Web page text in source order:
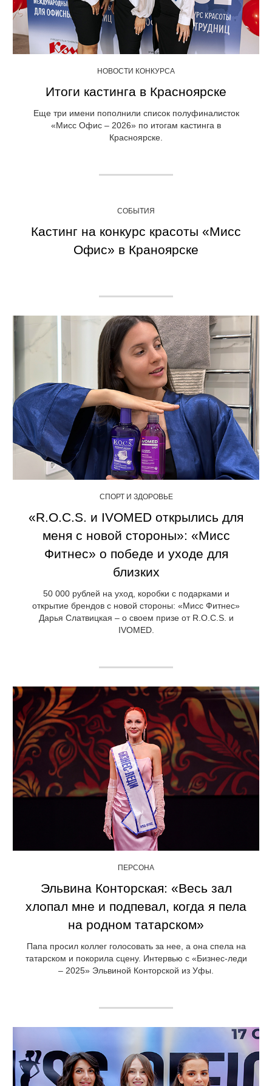
НОВОСТИ КОНКУРСА
Итоги кастинга в Красноярске
Еще три имени пополнили список полуфиналисток
«Мисс Офис – 2026» по итогам кастинга в
Красноярске.
СОБЫТИЯ
Кастинг на конкурс красоты «Мисс
Офис» в Краноярске
СПОРТ И ЗДОРОВЬЕ
«R.O.C.S. и IVOMED открылись для
меня с новой стороны»: «Мисс
Фитнес» о победе и уходе для
близких
50 000 рублей на уход, коробки с подарками и
открытие брендов с новой стороны: «Мисс Фитнес»
Дарья Слатвицкая – о своем призе от R.O.C.S. и
IVOMED.
ПЕРСОНА
Эльвина Конторская: «Весь зал
хлопал мне и подпевал, когда я пела
на родном татарском»
Папа просил коллег голосовать за нее, а она спела на
татарском и покорила сцену. Интервью с «Бизнес-леди
– 2025» Эльвиной Конторской из Уфы.